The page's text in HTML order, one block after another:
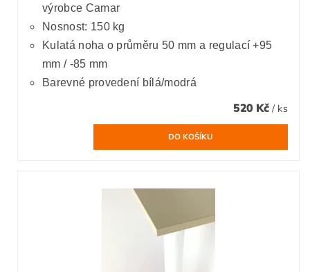
výrobce Camar
Nosnost: 150 kg
Kulatá noha o průměru 50 mm a regulací +95
mm / -85 mm
Barevné provedení bílá/modrá
520 Kč / ks